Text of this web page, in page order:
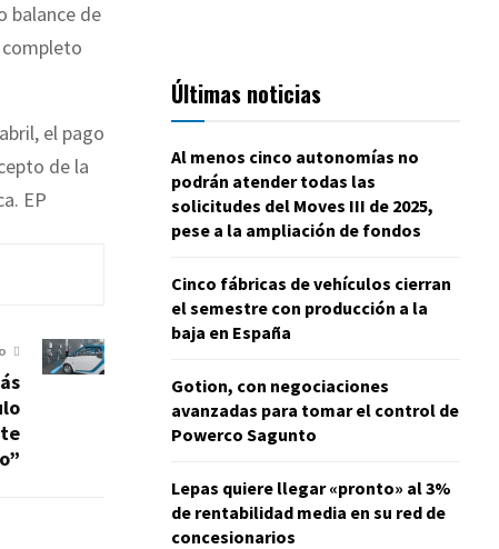
balance de
el pago
de la
EP
Últimas noticias
Al menos cinco autonomías no
podrán atender todas las
solicitudes del Moves III de 2025,
pese a la ampliación de fondos
Cinco fábricas de vehículos cierran
el semestre con producción a la
baja en España
Gotion, con negociaciones
avanzadas para tomar el control de
Powerco Sagunto
Lepas quiere llegar «pronto» al 3%
de rentabilidad media en su red de
concesionarios